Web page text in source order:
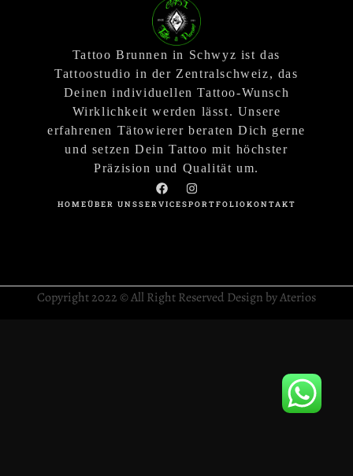
Tattoo Brunnen in Schwyz ist das
Tattoostudio in der Zentralschweiz, das
Deinen individuellen Tattoo-Wunsch
Wirklichkeit werden lässt. Unsere
erfahrenen Tätowierer beraten Dich gerne
und setzen Dein Tattoo mit höchster
Präzision und Qualität um.
HOMEÜBER UNSSERVICESPORTFOLIOKONTAKT
Copyright 2022 © All Right Reserved Design by Aterios